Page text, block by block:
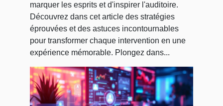
marquer les esprits et d'inspirer l'auditoire.
Découvrez dans cet article des stratégies
éprouvées et des astuces incontournables
pour transformer chaque intervention en une
expérience mémorable. Plongez dans...